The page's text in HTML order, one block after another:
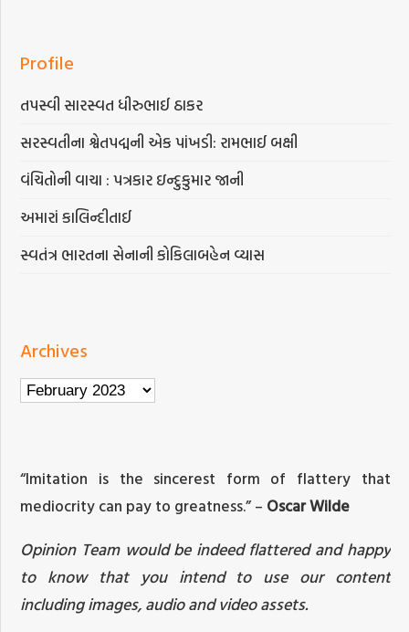
Profile
તપસ્વી સારસ્વત ધીરુભાઈ ઠાકર
સરસ્વતીના શ્વેતપદ્મની એક પાંખડી: રામભાઈ બક્ષી
વંચિતોની વાચા : પત્રકાર ઇન્દુકુમાર જાની
અમારાં કાલિન્દીતાઈ
સ્વતંત્ર ભારતના સેનાની કોકિલાબહેન વ્યાસ
Archives
Archives
“Imitation is the sincerest form of flattery that
mediocrity can pay to greatness.” – Oscar Wilde
Opinion Team would be indeed flattered and happy
to know that you intend to use our content
including images, audio and video assets.